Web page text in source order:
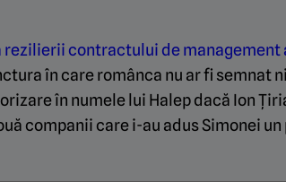
contractului de management
în care românca nu ar fi semnat
în numele lui Halep dacă Ion
companii care i-au adus Simonei